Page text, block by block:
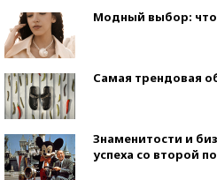
Модный выбор: что
Самая трендовая
Знаменитости и
успеха со второй